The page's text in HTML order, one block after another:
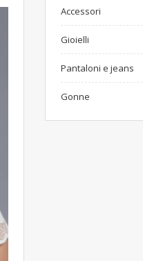
Accessori
Gioielli
Pantaloni e jeans
Gonne